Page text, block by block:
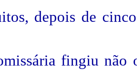
depois de
fingiu não